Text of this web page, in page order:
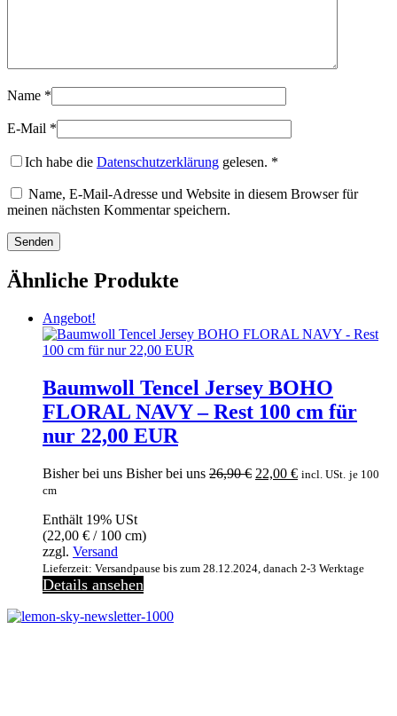
Name *
E-Mail *
Ich habe die Datenschutzerklärung gelesen. *
Name, E-Mail-Adresse und Website in diesem Browser für
meinen nächsten Kommentar speichern.
Ähnliche Produkte
Angebot!
Baumwoll Tencel Jersey BOHO
FLORAL NAVY – Rest 100 cm für
nur 22,00 EUR
Bisher bei uns Bisher bei uns 26,90€ Ursprünglicher
22,00 €Aktueller
incl. USt. je 100
cm
Enthält 19% USt
(22,00 € / 100 cm)
zzgl. Versand
Lieferzeit: Versandpause bis zum 28.12.2024, danach 2-3 Werktage
Details ansehen